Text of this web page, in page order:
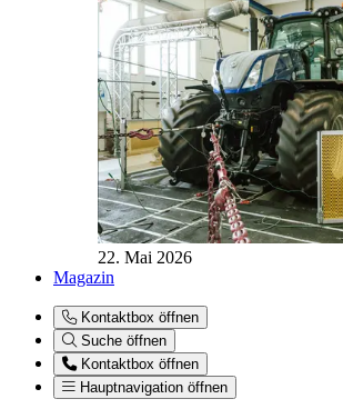
22. Mai 2026
Magazin
Kontaktbox öffnen
Suche öffnen
Kontaktbox öffnen
Hauptnavigation öffnen